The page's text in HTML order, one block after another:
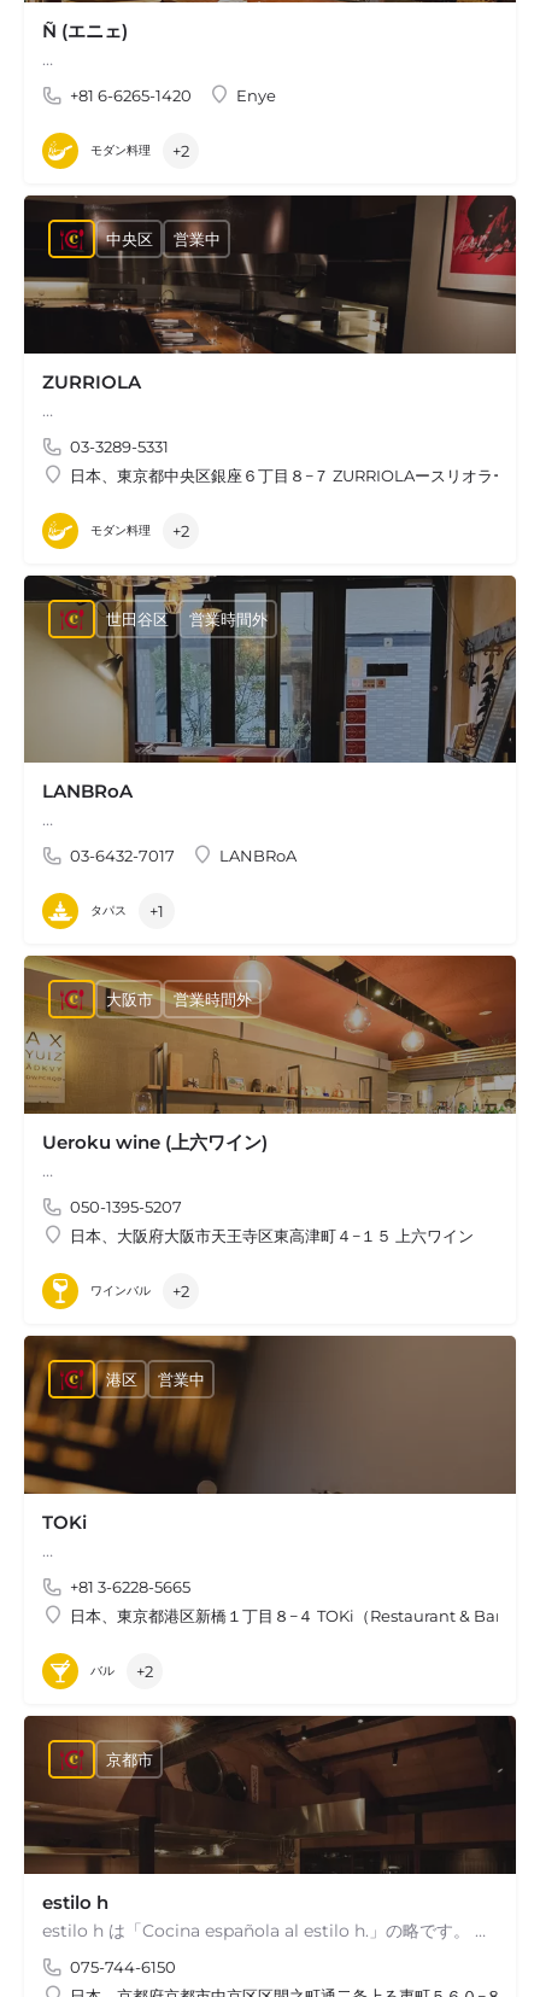
Ñ (エニェ)
…
+81 6-6265-1420 Enye
モダン料理 +2
ZURRIOLA
…
03-3289-5331
日本、東京都中央区銀座６丁目８−７ ZURRIOLAースリオラー
中央区 営業中
モダン料理 +2
LANBRoA
…
03-6432-7017 LANBRoA
世田谷区 営業時間外
タパス +1
Ueroku wine (上六ワイン)
…
050-1395-5207
日本、大阪府大阪市天王寺区東高津町４−１５ 上六ワイン
大阪市 営業時間外
ワインバル +2
TOKi
…
+81 3-6228-5665
日本、東京都港区新橋１丁目８−４ TOKi（Restaurant & Bar）
港区 営業中
バル +2
estilo h
estilo h は「Cocina española al estilo h.」の略です。 日本語では「h スタイルのスペイン料理」の意味になります。
075-744-6150
京都市